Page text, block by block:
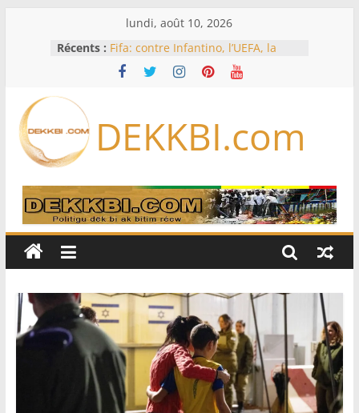
lundi, août 10, 2026
Récents : Fifa: contre Infantino, l’UEFA, la
Concacaf et l’AFC veulent rallier « la
famille du football »
« toutes » ses conditions
Test de dépistage de drogue pour
Licenciements massifs: le député
Mbaye DIONE interpelle le
gouvernement sur plus de 30 000
emplois
Le projet d’autonomie de la Corse
divise les indépendantistes
DEKKBI.com